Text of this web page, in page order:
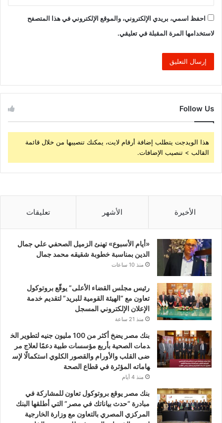
احفظ اسمي، بريدي الإلكتروني، والموقع الإلكتروني في هذا المتصفح
لاستخدامها المرة المقبلة في تعليقي.
Follow Us
هذا الويدجت يتطلب إضافة أرقام لايت، يمكنك تنصيبها من خلال قائمة
القالب > تنصيب الإضافات.
الأخيرة الأشهر تعليقات
«أيام الأسبوع» تهنئ الزميل الصحفي علي جمال
الدين بمناسبة خطوبة شقيقه محمد جمال
منذ 10 ساعات
رئيس مجلس القضاء الأعلى” يوقّع بروتوكول
تعاون مع “الهيئة القومية للبريد” لتقديم خدمة
الإعلان الإلكتروني المسجل
منذ 21 ساعة
بنك مصر يضخ أكثر من 100 مليون جنيه لتطوير الخ
دمات الصحية بأربع مؤسسات طبية دعمًا لعلاج مر
ضى القلب والأورام والقصور الكلوي استكمالًا لإس
هاماته المؤثرة في قطاع الصحة
منذ 4 أيام
بنك مصر يوقع بروتوكول تعاون للمشاركة في
مبادرة “حدث بياناتك في مصر” التي أطلقها البنك
المركزي المصري بالتعاون مع وزارة الخارجية